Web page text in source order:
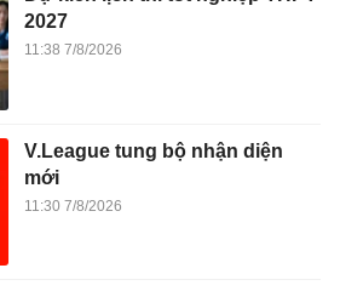
2027
11:38 7/8/2026
V.League tung bộ nhận diện
mới
11:30 7/8/2026